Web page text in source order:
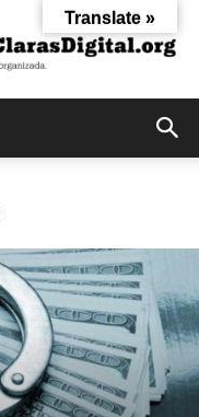
Translate »